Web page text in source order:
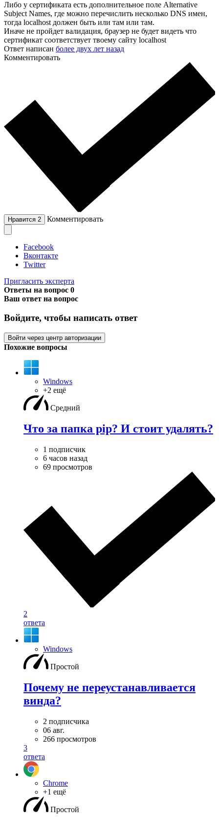
Либо у сертификата есть дополнительное поле Alternative
Subject Names, где можно перечислить несколько DNS имен,
тогда localhost должен быть или там или там.
Иначе не пройдет валидация, браузер не будет видеть что
сертификат соответствует твоему сайту localhost
Ответ написан более двух лет назад
Комментировать
Нравится 2 Комментировать
Facebook
Вконтакте
Twitter
Пригласить эксперта
Ответы на вопрос 0
Ваш ответ на вопрос
Войдите, чтобы написать ответ
Войти через центр авторизации
Похожие вопросы
Windows
+2 ещё
Средний
Что за папка pip? И стоит удалять?
1 подписчик
6 часов назад
69 просмотров
2
ответа
Windows
Простой
Почему не переустанавливается
винда?
2 подписчика
06 авг.
266 просмотров
3
ответа
Chrome
+1 ещё
Простой